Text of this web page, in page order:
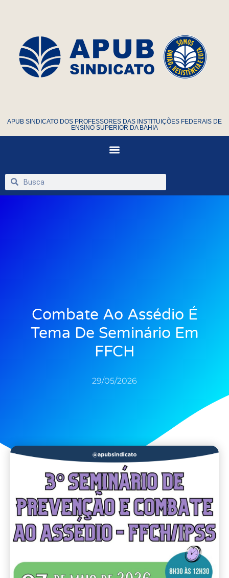
APUB SINDICATO DOS PROFESSORES DAS INSTITUIÇÕES FEDERAIS DE
ENSINO SUPERIOR DA BAHIA
Combate Ao Assédio É
Tema De Seminário Em
FFCH
29/05/2026